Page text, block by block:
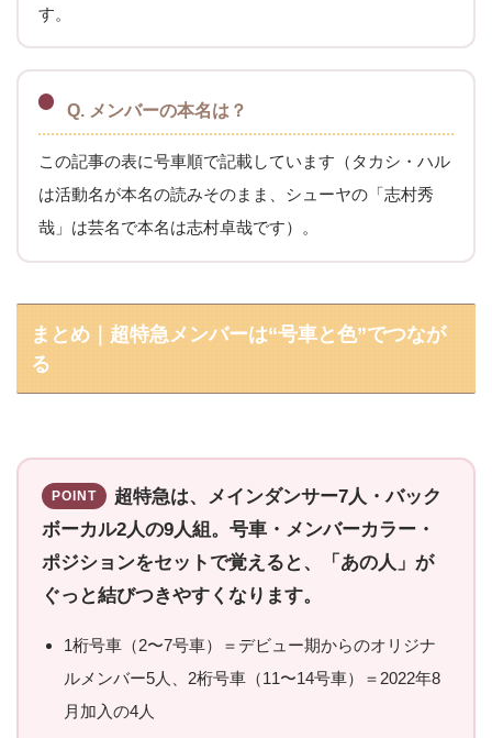
す。
Q. メンバーの本名は？
この記事の表に号車順で記載しています（タカシ・ハル
は活動名が本名の読みそのまま、シューヤの「志村秀
哉」は芸名で本名は志村卓哉です）。
まとめ｜超特急メンバーは“号車と色”でつなが
る
POINT
超特急は、メインダンサー7人・バック
ボーカル2人の9人組。号車・メンバーカラー・
ポジションをセットで覚えると、「あの人」が
ぐっと結びつきやすくなります。
1桁号車（2〜7号車）＝デビュー期からのオリジナ
ルメンバー5人、2桁号車（11〜14号車）＝2022年8
月加入の4人